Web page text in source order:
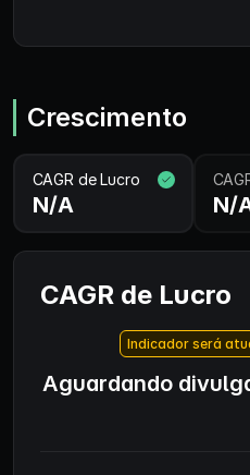
Crescimento
CAGR de Lucro
N/A N/
CAGR de Lucro
Indicador será
Aguardando